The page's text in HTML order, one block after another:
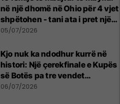
në një dhomë në Ohio për 4 vjet
shpëtohen - tani ata i pret një
sfidë e madhe
05/07/2026
Kjo nuk ka ndodhur kurrë në
histori: Një çerekfinale e Kupës
së Botës pa tre vendet
legjendare të futbollit
06/07/2026